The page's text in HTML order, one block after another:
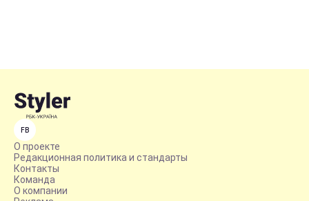
FB
О проекте
Редакционная политика и стандарты
Контакты
Команда
О компании